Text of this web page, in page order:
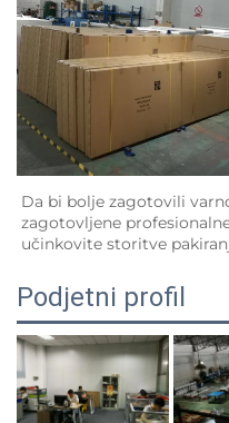
Da bi bolje zagotovili
zagotovljene
učinkovite storitve
Podjetni profil